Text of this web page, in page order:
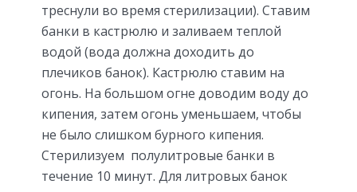
треснули во время стерилизации). Ставим
банки в кастрюлю и заливаем теплой
водой (вода должна доходить до
плечиков банок). Кастрюлю ставим на
огонь. На большом огне доводим воду до
кипения, затем огонь уменьшаем, чтобы
не было слишком бурного кипения.
Стерилизуем полулитровые банки в
течение 10 минут. Для литровых банок